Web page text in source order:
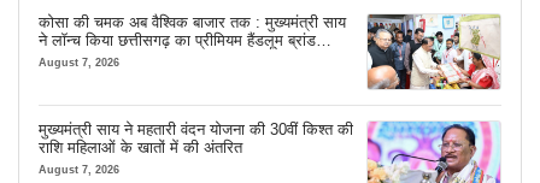
कोसा की चमक अब वैश्विक बाजार तक : मुख्यमंत्री साय
ने लॉन्च किया छत्तीसगढ़ का प्रीमियम हैंडलूम ब्रांड
‘कोशल फैब’
August 7, 2026
मुख्यमंत्री साय ने महतारी वंदन योजना की 30वीं किश्त की
राशि महिलाओं के खातों में की अंतरित
August 7, 2026